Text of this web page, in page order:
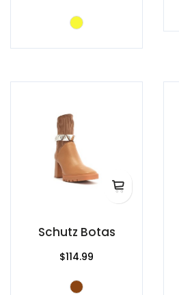
Schutz Botas
$114.99